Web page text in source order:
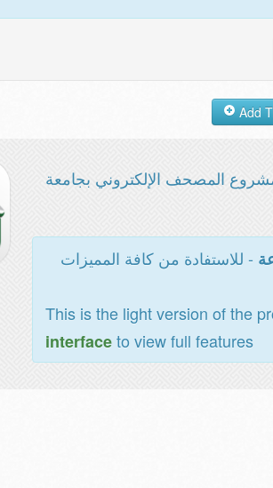
المصحف الإلكتروني بجامعة
- للاستفادة من كافة المميزات
This is the light version of the
interfaceto view full features